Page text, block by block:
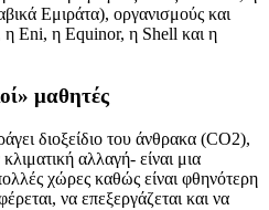
Εμιράτα), οργανισμούς και
η Eni, η Equinor, η Shell και η
μαθητές
διοξείδιο του άνθρακα (CO2),
αλλαγή- είναι μια
χώρες καθώς είναι φθηνότερη
να επεξεργάζεται και να